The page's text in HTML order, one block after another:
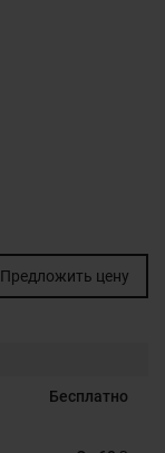
Предложить цену
Бесплатно